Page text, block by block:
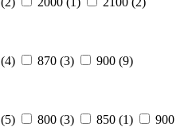
(4) 870 (3) 900 (9)
(5) 800 (3) 850 (1)
900